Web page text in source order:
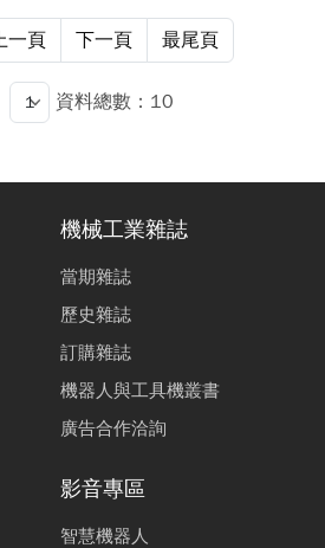
電效益。經對比於生產相同規格工
，射出機進行油電伺服控制改善
％之用電消耗。
一頁 下一頁 最尾頁
資料總數：10
機械工業雜誌
當期雜誌
歷史雜誌
訂購雜誌
機器人與工具機叢書
廣告合作洽詢
影音專區
智慧機器人